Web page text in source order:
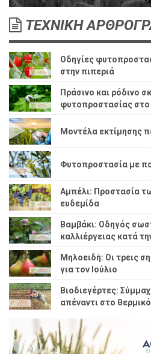
ΤΕΧΝΙΚΗ
Οδηγίες
στην πιπεριά
Πράσινο και ρόδινο
φυτοπροστασίας
Μοντέλα εκτίμησης
Φυτοπροστασία με
Αμπέλι: Προστασία
ευδεμίδα
Βαμβάκι: Οδηγός
καλλιέργειας κατά
Μηλοειδή: Οι τρεις
για τον Ιούλιο
Βιοδιεγέρτες:
απέναντι στο